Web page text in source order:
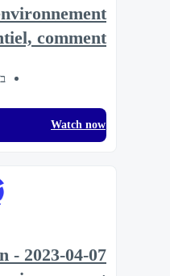
comment ?
Watch now